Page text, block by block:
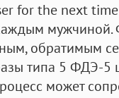
for the next
обратимым
типа 5 ФДЭ-5
может